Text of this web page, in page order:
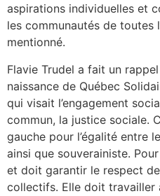
aspirations individuelles et
les communautés de toutes
mentionné.
Flavie Trudel a fait un
naissance de Québec
qui visait l’engagement
commun, la justice sociale.
gauche pour l’égalité entre
ainsi que souverainiste.
et doit garantir le respect
collectifs. Elle doit travailler